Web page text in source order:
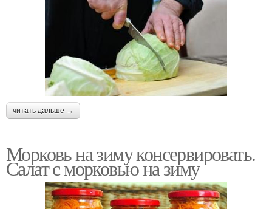
читать дальше →
Морковь на зиму консервировать.
Салат с морковью на зиму